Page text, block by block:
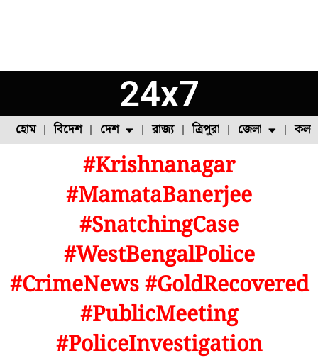
24x7
হোম বিদেশ দেশ
ফুল চাষ ফল চাষ মাছ চাষ
রাজ্য ত্রিপুরা জেলা
#Krishnanagar
#MamataBanerjee
#SnatchingCase
#WestBengalPolice
#CrimeNews #GoldRecovered
#PublicMeeting
#PoliceInvestigation